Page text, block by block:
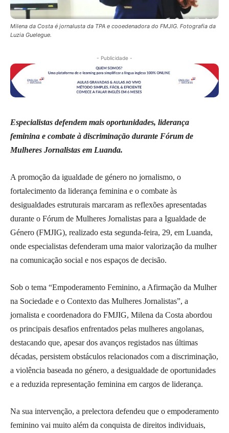
Milena da Costa é jornalusta da TPA e cooedenadora do FMJIG. Fotografia da
Luzia Guelegue.
- Publicidade -
Especialistas defendem mais oportunidades, liderança
feminina e combate à discriminação durante Fórum de
Mulheres Jornalistas em Luanda.
A promoção da igualdade de género no jornalismo, o
fortalecimento da liderança feminina e o combate às
desigualdades estruturais marcaram as reflexões apresentadas
durante o Fórum de Mulheres Jornalistas para a Igualdade de
Género (FMJIG), realizado esta segunda-feira, 29, em Luanda,
onde especialistas defenderam uma maior valorização da mulher
na comunicação social e nos espaços de decisão.
Sob o tema “Empoderamento Feminino, a Afirmação da Mulher
na Sociedade e o Contexto das Mulheres Jornalistas”, a
jornalista e coordenadora do FMJIG, Milena da Costa abordou
os principais desafios enfrentados pelas mulheres angolanas,
destacando que, apesar dos avanços registados nas últimas
décadas, persistem obstáculos relacionados com a discriminação,
a violência baseada no género, a desigualdade de oportunidades
e a reduzida representação feminina em cargos de liderança.
Na sua intervenção, a prelectora defendeu que o empoderamento
feminino vai muito além da conquista de direitos individuais,